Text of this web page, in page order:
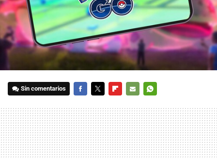
Sin comentarios
MAIL